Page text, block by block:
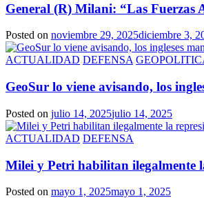
General (R) Milani: “Las Fuerzas
Posted on noviembre 29, 2025diciembre 3,
ACTUALIDAD DEFENSA
GeoSur lo viene avisando, los
Posted on julio 14, 2025julio 14, 2025
ACTUALIDAD DEFENSA
Milei y Petri habilitan ilegalmente
Posted on mayo 1, 2025mayo 1, 2025